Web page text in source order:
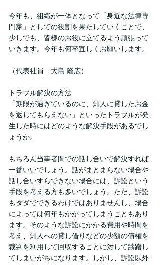
今年も、組織が一体となって「身近な法律専
門家」としての役割を果たしていくことで、
少しでも、皆様のお役に立てるよう頑張って
いきます。今年も何卒宜しくお願いします。
（代表社員　大島 隆広）
トラブル解決の方法
「期限が過ぎているのに、知人に貸したお金
を返してもらえない」といったトラブルが発
生した時にはどのような解決手段があるでし
ょうか。
もちろん当事者間での話し合いで解決すれば
一番いいでしょう。話がまとまらない場合や
話し合いすらできない場合には、訴訟という
手段を考える方も多いでしょう。ただ、訴訟
もタダでできるわけではありませんし、場合
によっては何年もかかってしまうこともあり
ます。そのような訴訟にかかる費用や時間を
考え、知人への貸し借りなどの少額の債権を
裁判を利用して回収することに対して躊躇し
てしまいがちになります。しかし、訴訟以外